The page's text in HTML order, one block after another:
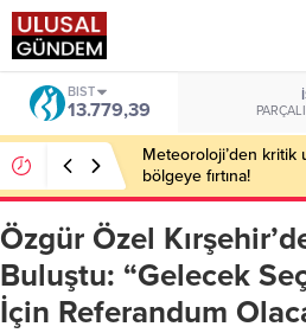
BIST
13.779,39
Meteoroloji’den kritik
bölgeye fırtına!
Özgür Özel
Buluştu: “Gelecek
İçin Referandum